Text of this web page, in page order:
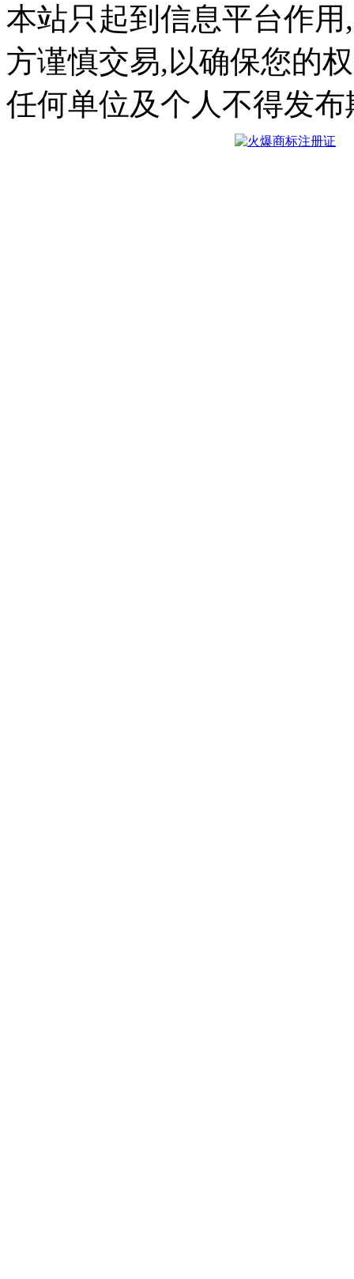
本站只起到信息平台作
方谨慎交易,以确保您的
任何单位及个人不得发